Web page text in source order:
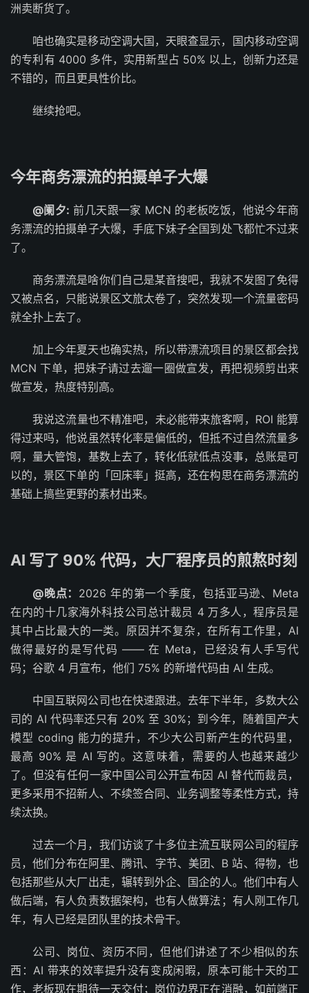
洲卖断货了。
咱也确实是移动空调大国，天眼查显示，国内移动空调
的专利有 4000 多件，实用新型占 50% 以上，创新力还是
不错的，而且更具性价比。
继续抢吧。
今年商务漂流的拍摄单子大爆
@阑夕: 前几天跟一家 MCN 的老板吃饭，他说今年商
务漂流的拍摄单子大爆，手底下妹子全国到处飞都忙不过来
了。
商务漂流是啥你们自己是某音搜吧，我就不发图了免得
又被点名，只能说景区文旅太卷了，突然发现一个流量密码
就全扑上去了。
加上今年夏天也确实热，所以带漂流项目的景区都会找
MCN 下单，把妹子请过去遛一圈做宣发，再把视频剪出来
做宣发，热度特别高。
我说这流量也不精准吧，未必能带来旅客啊，ROI 能算
得过来吗，他说虽然转化率是偏低的，但抵不过自然流量多
啊，量大管饱，基数上去了，转化低就低点没事，总账是可
以的，景区下单的「回床率」挺高，还在构思在商务漂流的
基础上搞些更野的素材出来。
AI 写了 90% 代码，大厂程序员的煎熬时刻
@晚点： 2026 年的第一个季度，包括亚马逊、Meta
在内的十几家海外科技公司总计裁员 4 万多人，程序员是
其中占比最大的一类。原因并不复杂，在所有工作里，AI
做得最好的是写代码 —— 在 Meta，已经没有人手写代
码；谷歌 4 月宣布，他们 75% 的新增代码由 AI 生成。
中国互联网公司也在快速跟进。去年下半年，多数大公
司的 AI 代码率还只有 20% 至 30%；到今年，随着国产大
模型 coding 能力的提升，不少大公司新产生的代码里，
最高 90% 是 AI 写的。这意味着，需要的人也越来越少
了。但没有任何一家中国公司公开宣布因 AI 替代而裁员，
更多采用不招新人、不续签合同、业务调整等柔性方式，持
续汰换。
过去一个月，我们访谈了十多位主流互联网公司的程序
员，他们分布在阿里、腾讯、字节、美团、B 站、得物，也
包括那些从大厂出走，辗转到外企、国企的人。他们中有人
做后端，有人负责数据架构，也有人做算法；有人刚工作几
年，有人已经是团队里的技术骨干。
公司、岗位、资历不同，但他们讲述了不少相似的东
西：AI 带来的效率提升没有变成闲暇，原本可能十天的工
作，老板现在期待一天交付；岗位边界正在消融，如前端正